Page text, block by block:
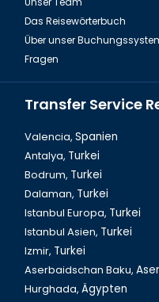
Dalyan Tour &
Das Reisewörterbuch
Über unser
Fragen
Transfer Service
Valencia, Spanien
Antalya, Turkei
Bodrum, Turkei
Dalaman, Turkei
Istanbul Europa, Turkei
Istanbul Asien, Turkei
Izmir, Turkei
Aserbaidschan Baku,
Hurghada, Ägypten